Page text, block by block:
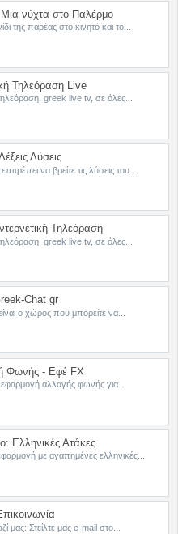
νύχτα στο Παλέρμο
της παρέας στο κινητό και το...
Τηλεόραση Live
greek live tv, σε όλες...
Λύσεις
να βρείτε τις λύσεις του...
Τηλεόραση
greek live tv, σε όλες...
Chat gr
ο χώρος που μπορείτε να...
Φωνής - Εφέ FX
εφαρμογή αλλαγής φωνής για...
Ελληνικές Ατάκες
με αγαπημένες ελληνικές...
μας: Στείλτε μας e-mail στο...